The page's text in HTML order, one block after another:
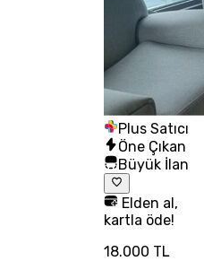
Plus Satıcı
Öne Çıkan
Büyük İlan
Elden al,
kartla öde!
18.000 TL